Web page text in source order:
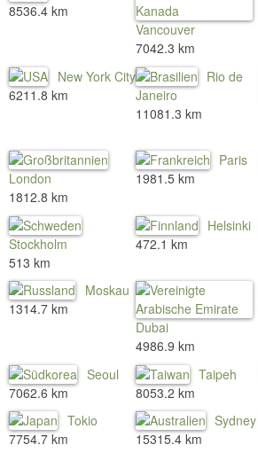
8536.4 km
Vancouver
7042.3 km
New York City
6211.8 km
Rio de
Janeiro
11081.3 km
London
1812.8 km
Paris
1981.5 km
Stockholm
513 km
Helsinki
472.1 km
Moskau
1314.7 km
Dubai
4986.9 km
Seoul
7062.6 km
Taipeh
8053.2 km
Tokio
7754.7 km
Sydney
15315.4 km